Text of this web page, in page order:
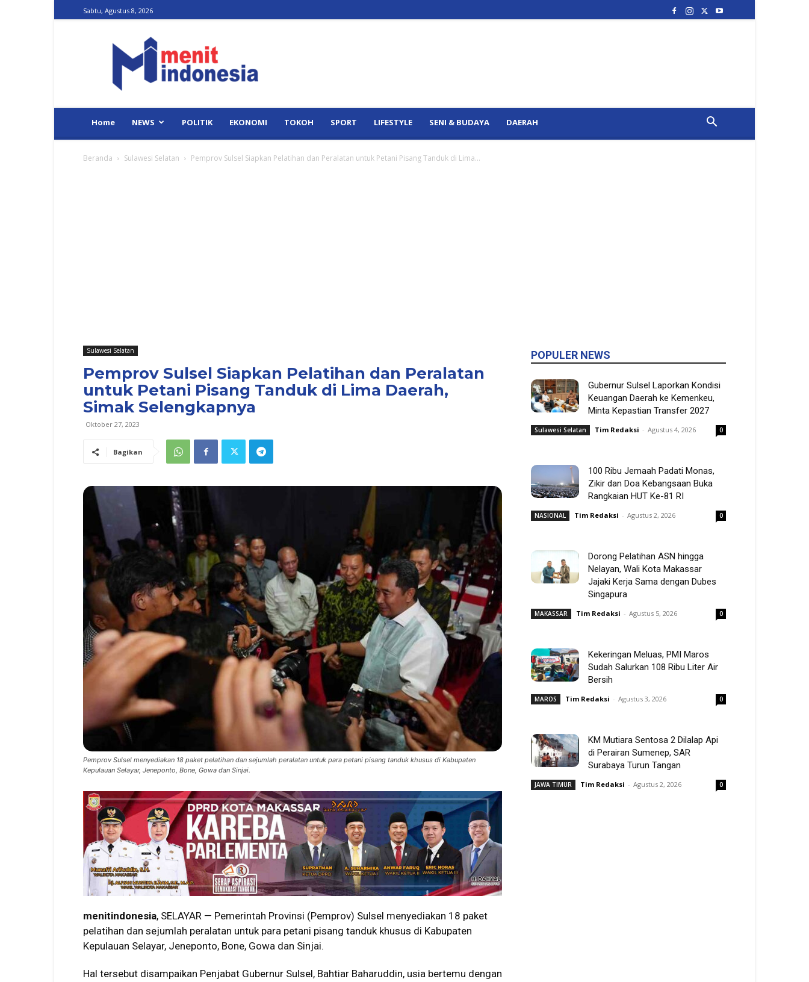
Sabtu, Agustus 8, 2026
Indonesia
Home NEWS POLITIK EKONOMI TOKOH SPORT LIFESTYLE SENI & BUDAYA DAERAH
Beranda Sulawesi Selatan Pemprov Sulsel Siapkan Pelatihan dan Peralatan untuk Petani Pisang Tanduk di Lima...
Sulawesi Selatan
Pemprov Sulsel Siapkan Pelatihan dan Peralatan
untuk Petani Pisang Tanduk di Lima Daerah,
Simak Selengkapnya
Oktober 27, 2023
Bagikan
Pemprov Sulsel menyediakan 18 paket pelatihan dan sejumlah peralatan untuk para petani pisang tanduk khusus di Kabupaten
Kepulauan Selayar, Jeneponto, Bone, Gowa dan Sinjai.
menitindonesia, SELAYAR — Pemerintah Provinsi (Pemprov) Sulsel menyediakan 18 paket
pelatihan dan sejumlah peralatan untuk para petani pisang tanduk khusus di Kabupaten
Kepulauan Selayar, Jeneponto, Bone, Gowa dan Sinjai.
Hal tersebut disampaikan Penjabat Gubernur Sulsel, Bahtiar Baharuddin, usia bertemu dengan
POPULER NEWS
Gubernur Sulsel Laporkan Kondisi
Keuangan Daerah ke Kemenkeu,
Minta Kepastian Transfer 2027
Sulawesi Selatan Tim Redaksi - Agustus 4, 2026 0
100 Ribu Jemaah Padati Monas,
Zikir dan Doa Kebangsaan Buka
Rangkaian HUT Ke-81 RI
NASIONAL Tim Redaksi - Agustus 2, 2026 0
Dorong Pelatihan ASN hingga
Nelayan, Wali Kota Makassar
Jajaki Kerja Sama dengan Dubes
Singapura
MAKASSAR Tim Redaksi - Agustus 5, 2026 0
Kekeringan Meluas, PMI Maros
Sudah Salurkan 108 Ribu Liter Air
Bersih
MAROS Tim Redaksi - Agustus 3, 2026 0
KM Mutiara Sentosa 2 Dilalap Api
di Perairan Sumenep, SAR
Surabaya Turun Tangan
JAWA TIMUR Tim Redaksi - Agustus 2, 2026 0